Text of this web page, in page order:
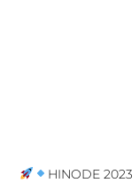
HINODE 2023